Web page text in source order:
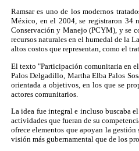
Ramsar es uno de los modernos
México, en el 2004, se registraron 34
Conservación y Manejo (PCYM), y se
recursos naturales en el humedal de la
altos costos que representan, como el
El texto "Participación comunitaria en
Palos Delgadillo, Martha Elba Palos
orientada a objetivos, en los que se
actores comunitarios.
La idea fue integral e incluso buscaba
actividades que fueran de su
ofrece elementos que apoyan la
visión más gubernamental que de los